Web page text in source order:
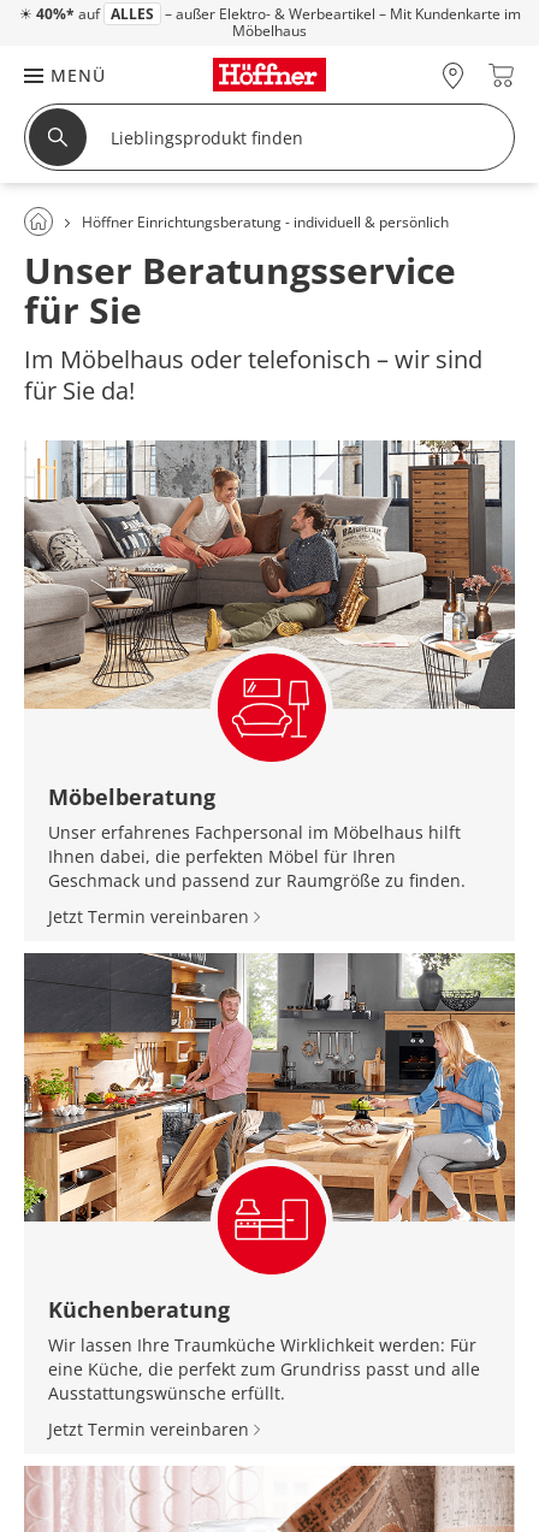
☀ 40%* auf ALLES – außer Elektro- & Werbeartikel – Mit Kundenkarte im
Möbelhaus
MENÜ
Höffner Einrichtungsberatung - individuell & persönlich
Unser Beratungsservice
für Sie
Im Möbelhaus oder telefonisch – wir sind
für Sie da!
Möbelberatung
Unser erfahrenes Fachpersonal im Möbelhaus hilft
Ihnen dabei, die perfekten Möbel für Ihren
Geschmack und passend zur Raumgröße zu finden.
Jetzt Termin vereinbaren
Küchenberatung
Wir lassen Ihre Traumküche Wirklichkeit werden: Für
eine Küche, die perfekt zum Grundriss passt und alle
Ausstattungswünsche erfüllt.
Jetzt Termin vereinbaren